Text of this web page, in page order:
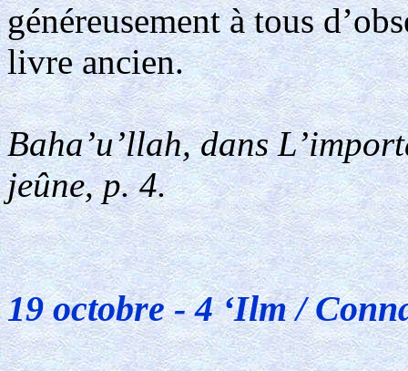
généreusement à tous
livre ancien.
Baha’u’llah, dans
jeûne, p. 4.
19 octobre - 4 ‘Ilm /